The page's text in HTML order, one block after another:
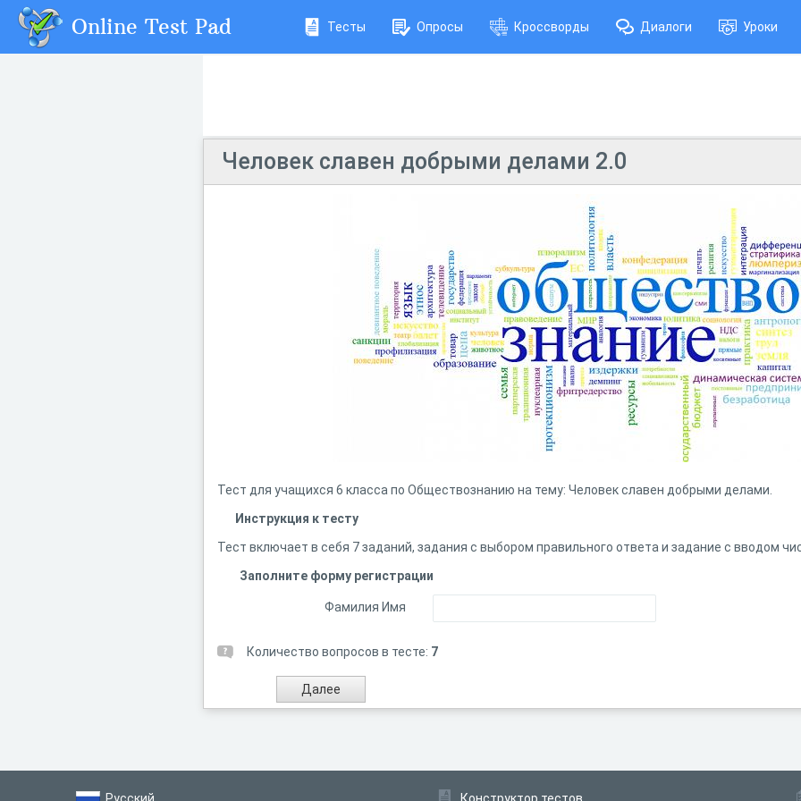
Online Test Pad Тесты Опросы Кроссворды Диалоги Уроки
Человек славен добрыми делами 2.0
Тест для учащихся 6 класса по Обществознанию на тему: Человек славен добрыми делами.
Инструкция к тесту
Тест включает в себя 7 заданий, задания с выбором правильного ответа и задание с вводом
Заполните форму регистрации
Фамилия Имя
Количество вопросов в тесте: 7